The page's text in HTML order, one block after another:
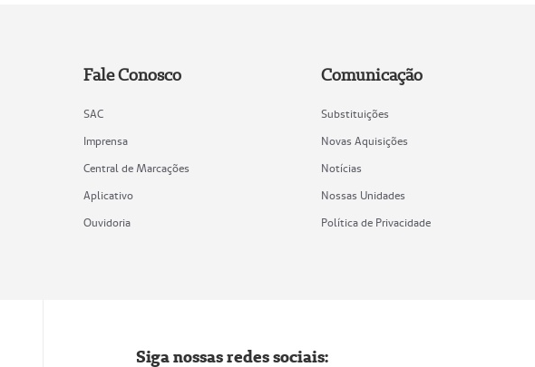
Fale Conosco
SAC
Imprensa
Central de Marcações
Aplicativo
Ouvidoria
Comunicação
Substituições
Novas Aquisições
Notícias
Nossas Unidades
Política de Privacidade
Siga nossas redes sociais: